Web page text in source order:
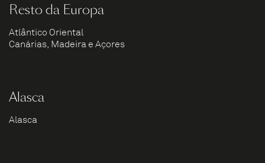
Resto da Europa
Atlântico Oriental
Canárias, Madeira e Açores
Alasca
Alasca